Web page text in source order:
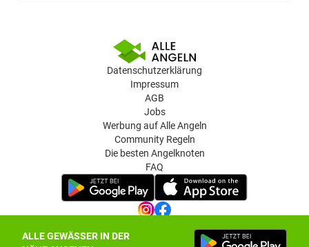
ALLE GEWÄSSER IN DER
Datenschutzerklärung
Impressum
AGB
Jobs
Werbung auf Alle Angeln
Community Regeln
Die besten Angelknoten
FAQ
Datenschutz-Einstellungen